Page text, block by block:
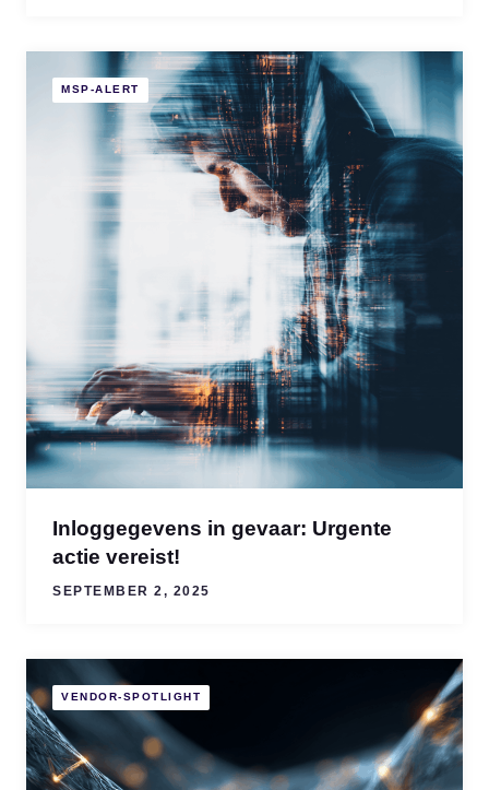
MSP-ALERT
Inloggegevens in gevaar: Urgente
actie vereist!
SEPTEMBER 2, 2025
VENDOR-SPOTLIGHT